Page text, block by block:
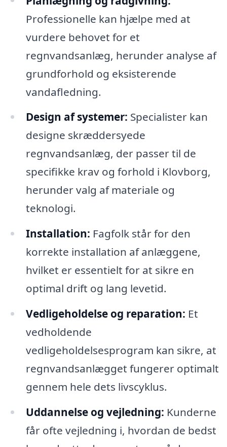
Professionelle kan hjælpe med at
vurdere behovet for et
regnvandsanlæg, herunder analyse af
grundforhold og eksisterende
vandafledning.
Design af systemer: Specialister kan
designe skræddersyede
regnvandsanlæg, der passer til de
specifikke krav og forhold i Klovborg,
herunder valg af materiale og
teknologi.
Installation: Fagfolk står for den
korrekte installation af anlæggene,
hvilket er essentielt for at sikre en
optimal drift og lang levetid.
Vedligeholdelse og reparation: Et
vedholdende
vedligeholdelsesprogram kan sikre, at
regnvandsanlægget fungerer optimalt
gennem hele dets livscyklus.
Uddannelse og vejledning: Kunderne
får ofte vejledning i, hvordan de bedst